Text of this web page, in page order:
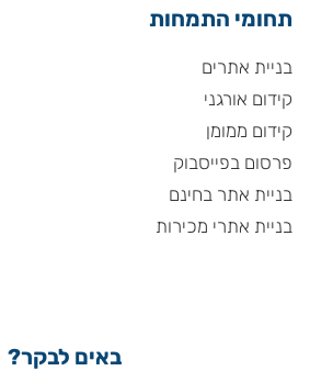
תחומי התמחות
בניית אתרים
קידום אורגני
קידום ממומן
פרסום בפייסבוק
בניית אתר בחינם
בניית אתרי מכירות
באים לבקר?